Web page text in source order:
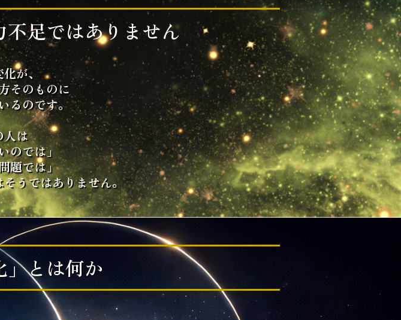
足ではありません
化が、
そのものに
るのです。
人は
のでは」
題では」
うではありません。
」とは何か